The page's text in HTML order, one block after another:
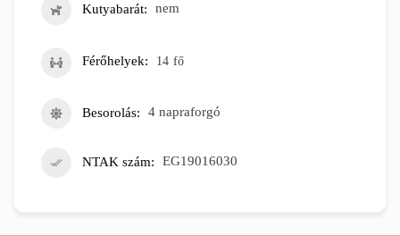
Kutyabarát nem
Férőhelyek 14 fő
Besorolás 4 napraforgó
NTAK szám EG19016030